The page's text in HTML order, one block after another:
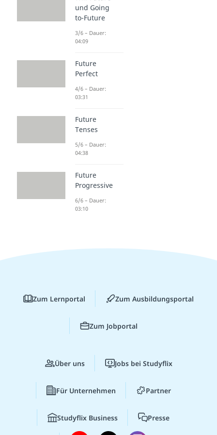
und Going
to-Future
3/6 – Dauer:
04:09
Future
Perfect
4/6 – Dauer:
03:31
Future
Tenses
5/6 – Dauer:
04:38
Future
Progressive
6/6 – Dauer:
03:10
Zum Lernportal Zum Ausbildungsportal
Zum Jobportal
Über uns Jobs bei Studyflix
Für Unternehmen Partner
Studyflix Business Presse